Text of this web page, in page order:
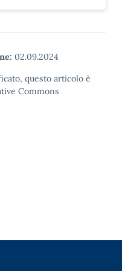
02.09.2024
questo articolo è
Commons